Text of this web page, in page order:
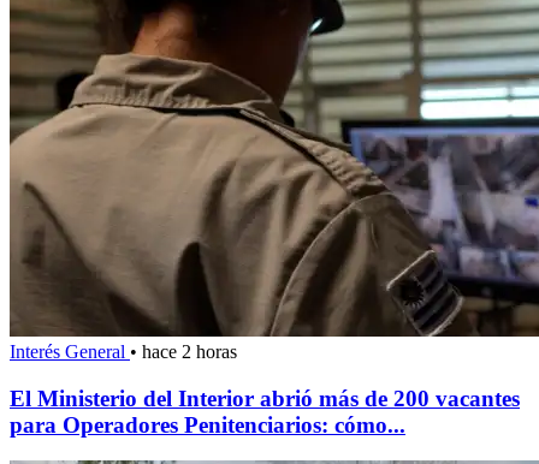
Interés General • hace 2 horas
El Ministerio del Interior abrió más de 200 vacantes
para Operadores Penitenciarios: cómo...